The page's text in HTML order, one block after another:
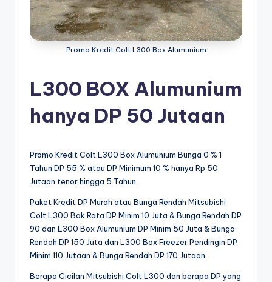
bi
si
Promo Kredit Colt L300 Box Alumunium
L300 BOX Alumunium
hanya DP 50 Jutaan
Promo Kredit Colt L300 Box Alumunium Bunga 0 % 1
Tahun DP 55 % atau DP Minimum 10 % hanya Rp 50
Jutaan tenor hingga 5 Tahun.
Paket Kredit DP Murah atau Bunga Rendah Mitsubishi
Colt L300 Bak Rata DP Minim 10 Juta & Bunga Rendah DP
90 dan L300 Box Alumunium DP Minim 50 Juta & Bunga
Rendah DP 150 Juta dan L300 Box Freezer Pendingin DP
Minim 110 Jutaan & Bunga Rendah DP 170 Jutaan.
Berapa Cicilan Mitsubishi Colt L300 dan berapa DP yang